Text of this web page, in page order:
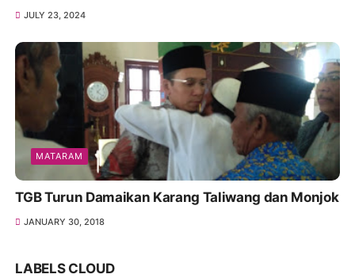
JULY 23, 2024
MATARAM
TGB Turun Damaikan Karang Taliwang dan Monjok
JANUARY 30, 2018
LABELS CLOUD